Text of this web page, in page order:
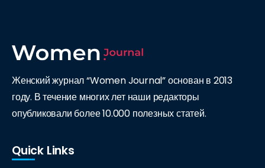
Женский журнал “Women Journal” основан в 2013
году. В течение многих лет наши редакторы
опубликовали более 10.000 полезных статей.
Quick Links